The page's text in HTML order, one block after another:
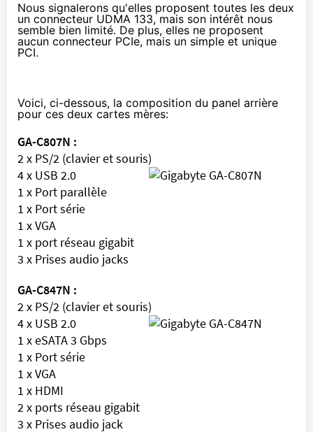
Nous signalerons qu'elles proposent toutes les deux
un connecteur UDMA 133, mais son intérêt nous
semble bien limité. De plus, elles ne proposent
aucun connecteur PCIe, mais un simple et unique
PCI.
Voici, ci-dessous, la composition du panel arrière
pour ces deux cartes mères:
GA-C807N :
2 x PS/2 (clavier et souris)
4 x USB 2.0
1 x Port parallèle
1 x Port série
1 x VGA
1 x port réseau gigabit
3 x Prises audio jacks
GA-C847N :
2 x PS/2 (clavier et souris)
4 x USB 2.0
1 x eSATA 3 Gbps
1 x Port série
1 x VGA
1 x HDMI
2 x ports réseau gigabit
3 x Prises audio jack